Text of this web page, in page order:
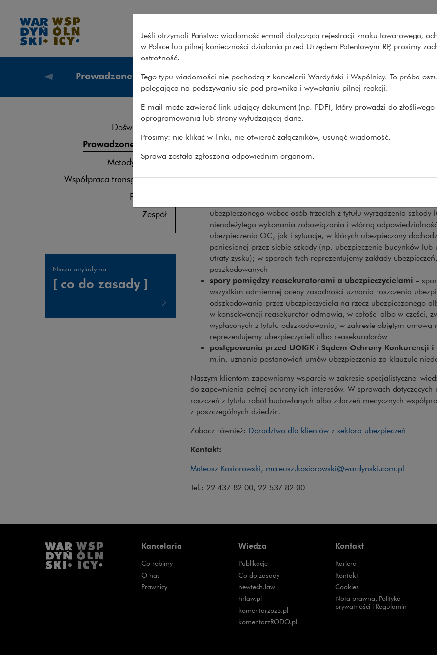
Co robimy O nas Nasze
Prowadzone sprawy
Doświadczenie
Prowadzone sprawy
Metodyka pracy
Współpraca transgraniczna
Publikacje
Zespół
Nasze artykuły na
[ co do zasady ]
Co robimy> Obszary prawa> Spory sądowe i...> Prowadzone sprawy>
Spory ubezpieczeniowe
Prowadzimy spory sądowe w sprawach z zakresu prawa
w szczególności:
spory o odszkodowanie od zakładu ubezpieczeń z tytułu
źródłem tych sporów są zarówno stany faktyczne obejmujące
ubezpieczonego wobec osób trzecich z tytułu wyrządzenia
nienależytego wykonania zobowiązania i wtórną
ubezpieczenia OC, jak i sytuacje, w których ubezpieczony
poniesionej przez siebie szkody (np. ubezpieczenie budynków lub
utraty zysku); w sporach tych reprezentujemy zakłady
poszkodowanych
spory pomiędzy reasekuratorami a ubezpieczycielami –
wszystkim odmiennej oceny zasadności uznania roszczenia
odszkodowania przez ubezpieczyciela na rzecz ubezpieczonego
w konsekwencji reasekurator odmawia, w całości albo w części,
wypłaconych z tytułu odszkodowania, w zakresie objętym
reprezentujemy ubezpieczycieli albo reasekuratorów
postępowania przed UOKiK i Sądem Ochrony Konkurencji i
m.in. uznania postanowień umów ubezpieczenia za klauzule
Naszym klientom zapewniamy wsparcie w zakresie specjalistycznej
do zapewnienia pełnej ochrony ich interesów. W sprawach
roszczeń z tytułu robót budowlanych albo zdarzeń medycznych
z poszczególnych dziedzin.
Zobacz również: Doradztwo dla klientów z sektora ubezpieczeń
Kontakt:
Mateusz Kosiorowski, mateusz.kosiorowski@wardynski.com.pl
Tel.: 22 437 82 00, 22 537 82 00
Kancelaria
Co robimy
O nas
Prawnicy
Wiedza
Publikacje
Co do zasadyUwaga, link zostanie otwarty w nowym oknie
newtech.lawUwaga, link zostanie otwarty w nowym oknie
hrlaw.plUwaga, link zostanie otwarty w nowym oknie
komentarzpzp.plUwaga, link zostanie otwarty w nowym oknie
komentarzRODO.plUwaga, link zostanie otwarty w nowym oknie
Kontakt
Kariera
Kontakt
Cookies
Nota prawna, Polityka
prywatności i Regulamin
Jeśli otrzymali Państwo wiadomość e‑mail dotyczącą rejestracji znaku towarowego,
w Polsce lub pilnej konieczności działania przed Urzędem Patentowym RP, prosimy
ostrożność.
Tego typu wiadomości nie pochodzą z kancelarii Wardyński i Wspólnicy. To próba
polegająca na podszywaniu się pod prawnika i wywołaniu pilnej reakcji.
E-mail może zawierać link udający dokument (np. PDF), który prowadzi do złośliwego
oprogramowania lub strony wyłudzającej dane.
Prosimy: nie klikać w linki, nie otwierać załączników, usunąć wiadomość.
Sprawa została zgłoszona odpowiednim organom.